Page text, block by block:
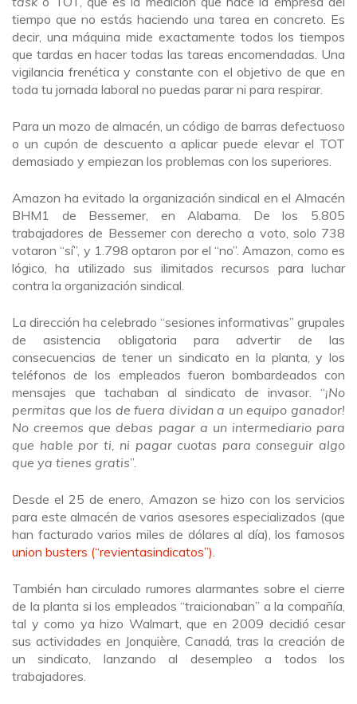
tiempo que no estás haciendo una tarea en concreto. Es
decir, una máquina mide exactamente todos los tiempos
que tardas en hacer todas las tareas encomendadas. Una
vigilancia frenética y constante con el objetivo de que en
toda tu jornada laboral no puedas parar ni para respirar.
Para un mozo de almacén, un código de barras defectuoso
o un cupón de descuento a aplicar puede elevar el TOT
demasiado y empiezan los problemas con los superiores.
Amazon ha evitado la organización sindical en el Almacén
BHM1 de Bessemer, en Alabama. De los 5.805
trabajadores de Bessemer con derecho a voto, solo 738
votaron “sí”, y 1.798 optaron por el “no”. Amazon, como es
lógico, ha utilizado sus ilimitados recursos para luchar
contra la organización sindical.
La dirección ha celebrado “sesiones informativas” grupales
de asistencia obligatoria para advertir de las
consecuencias de tener un sindicato en la planta, y los
teléfonos de los empleados fueron bombardeados con
mensajes que tachaban al sindicato de invasor. “¡No
permitas que los de fuera dividan a un equipo ganador!
No creemos que debas pagar a un intermediario para
que hable por ti, ni pagar cuotas para conseguir algo
que ya tienes gratis”.
Desde el 25 de enero, Amazon se hizo con los servicios
para este almacén de varios asesores especializados (que
han facturado varios miles de dólares al día), los famosos
union busters (“revientasindicatos”).
También han circulado rumores alarmantes sobre el cierre
de la planta si los empleados “traicionaban” a la compañía,
tal y como ya hizo Walmart, que en 2009 decidió cesar
sus actividades en Jonquière, Canadá, tras la creación de
un sindicato, lanzando al desempleo a todos los
trabajadores.